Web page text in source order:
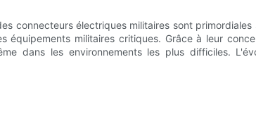
connecteurs électriques militaires sont
équipements militaires critiques. Grâce à leur
dans les environnements les plus difficiles.